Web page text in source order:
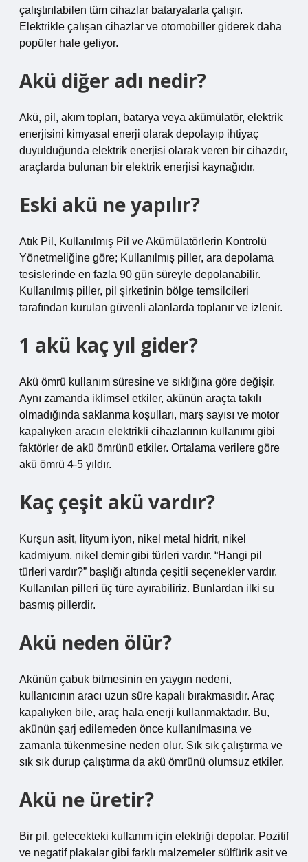
çalıştırılabilen tüm cihazlar bataryalarla çalışır.
Elektrikle çalışan cihazlar ve otomobiller giderek daha
popüler hale geliyor.
Akü diğer adı nedir?
Akü, pil, akım topları, batarya veya akümülatör, elektrik
enerjisini kimyasal enerji olarak depolayıp ihtiyaç
duyulduğunda elektrik enerjisi olarak veren bir cihazdır,
araçlarda bulunan bir elektrik enerjisi kaynağıdır.
Eski akü ne yapılır?
Atık Pil, Kullanılmış Pil ve Akümülatörlerin Kontrolü
Yönetmeliğine göre; Kullanılmış piller, ara depolama
tesislerinde en fazla 90 gün süreyle depolanabilir.
Kullanılmış piller, pil şirketinin bölge temsilcileri
tarafından kurulan güvenli alanlarda toplanır ve izlenir.
1 akü kaç yıl gider?
Akü ömrü kullanım süresine ve sıklığına göre değişir.
Aynı zamanda iklimsel etkiler, akünün araçta takılı
olmadığında saklanma koşulları, marş sayısı ve motor
kapalıyken aracın elektrikli cihazlarının kullanımı gibi
faktörler de akü ömrünü etkiler. Ortalama verilere göre
akü ömrü 4-5 yıldır.
Kaç çeşit akü vardır?
Kurşun asit, lityum iyon, nikel metal hidrit, nikel
kadmiyum, nikel demir gibi türleri vardır. “Hangi pil
türleri vardır?” başlığı altında çeşitli seçenekler vardır.
Kullanılan pilleri üç türe ayırabiliriz. Bunlardan ilki su
basmış pillerdir.
Akü neden ölür?
Akünün çabuk bitmesinin en yaygın nedeni,
kullanıcının aracı uzun süre kapalı bırakmasıdır. Araç
kapalıyken bile, araç hala enerji kullanmaktadır. Bu,
akünün şarj edilemeden önce kullanılmasına ve
zamanla tükenmesine neden olur. Sık sık çalıştırma ve
sık sık durup çalıştırma da akü ömrünü olumsuz etkiler.
Akü ne üretir?
Bir pil, gelecekteki kullanım için elektriği depolar. Pozitif
ve negatif plakalar gibi farklı malzemeler sülfürik asit ve